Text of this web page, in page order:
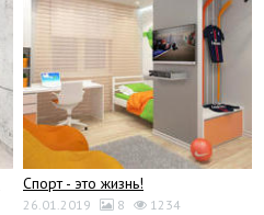
Спорт - это жизнь!
26.01.2019 8 1234